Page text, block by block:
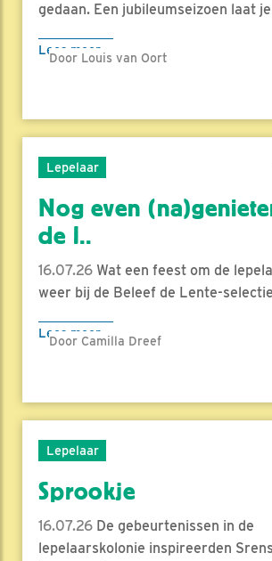
gedaan. Een jubileumseizoen laat
Lees meer
Door Louis van Oort
Lepelaar
Nog even
de l..
16.07.26 Wat een feest om de
weer bij de Beleef de Lente-
Lees meer
Door Camilla Dreef
Lepelaar
Sprookje
16.07.26 De gebeurtenissen in de
lepelaarskolonie inspireerden